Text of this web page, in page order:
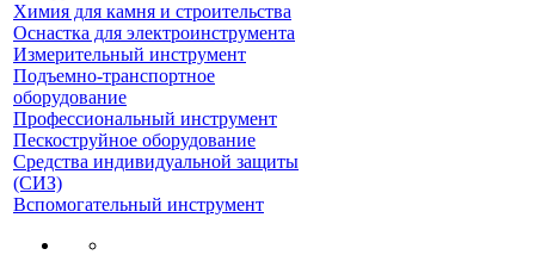
Химия для камня и строительства
Оснастка для электроинструмента
Измерительный инструмент
Подъемно-транспортное
оборудование
Профессиональный инструмент
Пескоструйное оборудование
Средства индивидуальной защиты
(СИЗ)
Вспомогательный инструмент